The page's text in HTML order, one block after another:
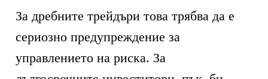
За дребните трейдъри това трябва да е
сериозно предупреждение за
управлението на риска. За